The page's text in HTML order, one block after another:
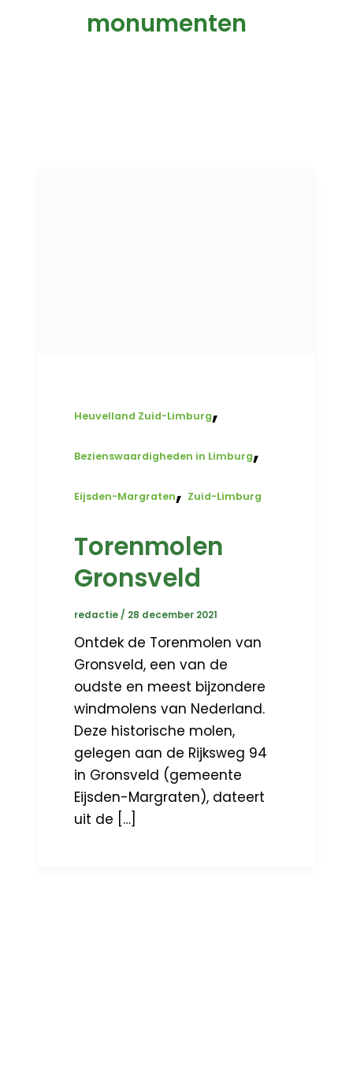
monumenten
Heuvelland Zuid-Limburg,
Bezienswaardigheden in Limburg,
Eijsden-Margraten, Zuid-Limburg
Torenmolen
Gronsveld
redactie / 28 december 2021
Ontdek de Torenmolen van
Gronsveld, een van de
oudste en meest bijzondere
windmolens van Nederland.
Deze historische molen,
gelegen aan de Rijksweg 94
in Gronsveld (gemeente
Eijsden-Margraten), dateert
uit de […]